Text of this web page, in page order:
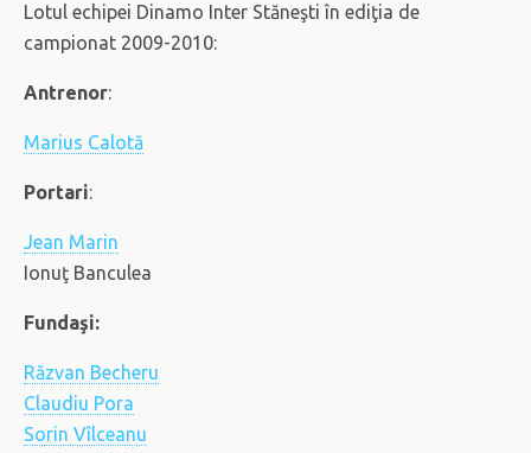
Lotul echipei Dinamo Inter Stăneşti în ediţia de
campionat 2009-2010:
Antrenor:
Marius Calotă
Portari:
Jean Marin
Ionuţ Banculea
Fundaşi:
Răzvan Becheru
Claudiu Pora
Sorin Vîlceanu